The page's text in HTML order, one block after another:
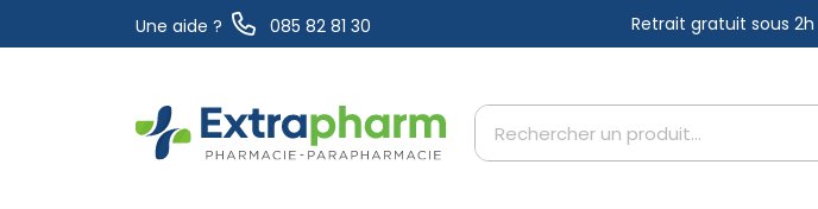
Une aide ? 085 82 81 30 Retrait gratuit sous 2h
Extrapharm Votre pharmacie en ligne à votre service